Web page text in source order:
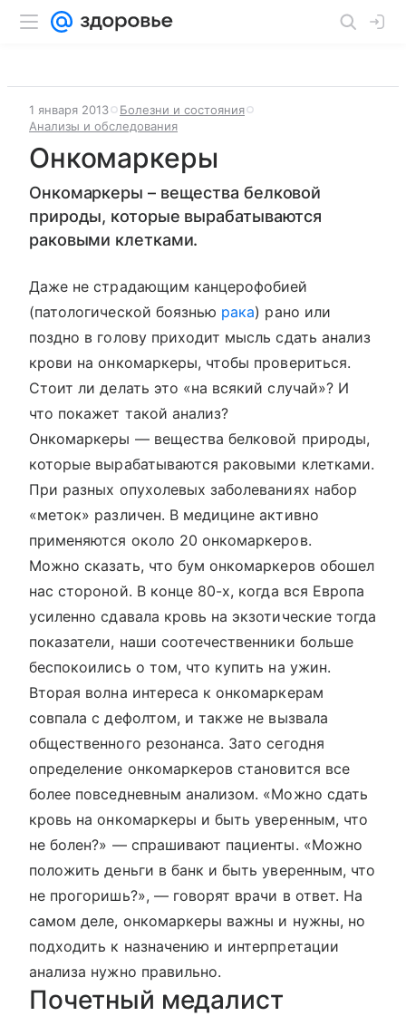
1 января 2013
Болезни и состояния
Анализы и обследования
Онкомаркеры
Онкомаркеры – вещества белковой
природы, которые вырабатываются
раковыми клетками.
Даже не страдающим канцерофобией
(патологической боязнью рака) рано или
поздно в голову приходит мысль сдать анализ
крови на онкомаркеры, чтобы провериться.
Стоит ли делать это «на всякий случай»? И
что покажет такой анализ?
Онкомаркеры — вещества белковой природы,
которые вырабатываются раковыми клетками.
При разных опухолевых заболеваниях набор
«меток» различен. В медицине активно
применяются около 20 онкомаркеров.
Можно сказать, что бум онкомаркеров обошел
нас стороной. В конце 80-х, когда вся Европа
усиленно сдавала кровь на экзотические тогда
показатели, наши соотечественники больше
беспокоились о том, что купить на ужин.
Вторая волна интереса к онкомаркерам
совпала с дефолтом, и также не вызвала
общественного резонанса. Зато сегодня
определение онкомаркеров становится все
более повседневным анализом. «Можно сдать
кровь на онкомаркеры и быть уверенным, что
не болен?» — спрашивают пациенты. «Можно
положить деньги в банк и быть уверенным, что
не прогоришь?», — говорят врачи в ответ. На
самом деле, онкомаркеры важны и нужны, но
подходить к назначению и интерпретации
анализа нужно правильно.
Почетный медалист